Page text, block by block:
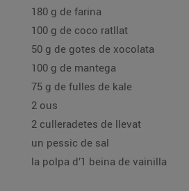
180 g de farina
100 g de coco ratllat
50 g de gotes de xocolata
100 g de mantega
75 g de fulles de kale
2 ous
2 culleradetes de llevat
un pessic de sal
la polpa d’1 beina de vainilla